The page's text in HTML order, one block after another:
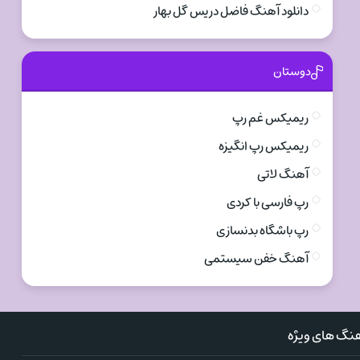
دانلود آهنگ فاضل دریس گل بهار
دوستان
ریمیکس غم رپ
ریمیکس رپ انگیزه
آهنگ لاتی
رپ فارسی با کردی
رپ باشگاه بدنسازی
آهنگ خفن سیستمی
های ویژه